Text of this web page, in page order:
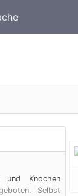
und Knochen
Selbst